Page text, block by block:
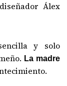
Álex
y solo
La madre